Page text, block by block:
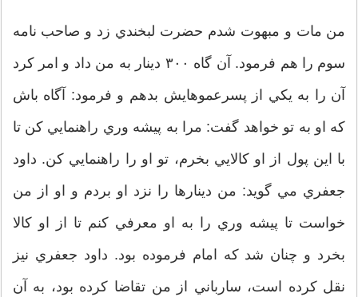
من مات و مبهوت شدم حضرت لبخندي زد و صاحب نامه
سوم را هم فرمود. آن گاه ٣٠٠ دينار به من داد و امر كرد
آن را به يكي از پسرعموهايش بدهم و فرمود: آگاه باش
كه او به تو خواهد گفت: مرا به پيشه وري راهنمايي كن تا
با اين پول از او كالايي بخرم، تو او را راهنمايي كن. داود
جعفري مي گويد: من دينارها را نزد او بردم و او از من
خواست تا پيشه وري را به او معرفي كنم تا از او كالا
بخرد و چنان شد كه امام فرموده بود. داود جعفري نيز
نقل كرده است، سارباني از من تقاضا كرده بود، به آن